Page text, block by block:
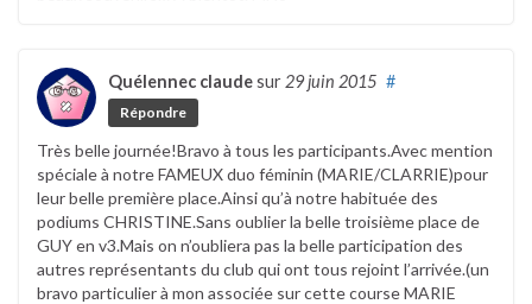
Quélennec claudesur 29 juin 2015 #
Répondre
Très belle journée!Bravo à tous les participants.Avec mention
spéciale à notre FAMEUX duo féminin (MARIE/CLARRIE)pour
leur belle première place.Ainsi qu’à notre habituée des
podiums CHRISTINE.Sans oublier la belle troisième place de
GUY en v3.Mais on n’oubliera pas la belle participation des
autres représentants du club qui ont tous rejoint l’arrivée.(un
bravo particulier à mon associée sur cette course MARIE